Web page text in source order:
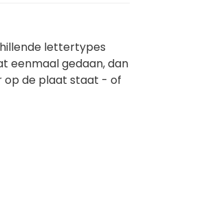
lettertypes
eenmaal gedaan, dan
op de plaat staat - of